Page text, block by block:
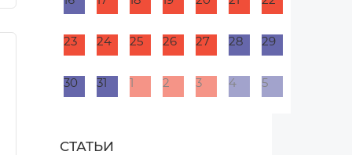
23 24 25 26 27 28 29
30 31 1 2 3 4 5
СТАТЬИ